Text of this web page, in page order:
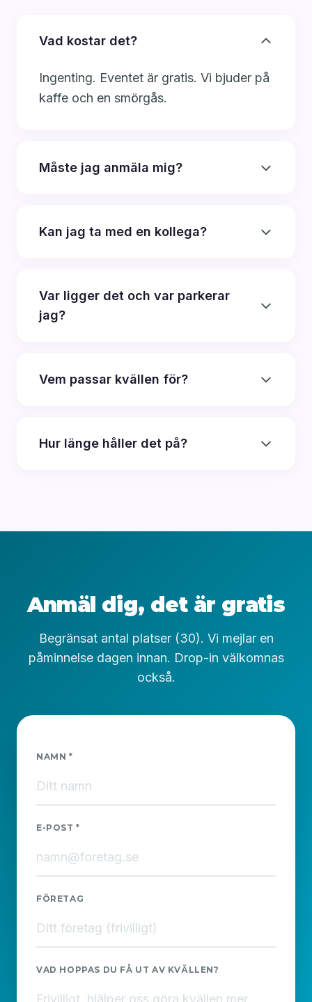
Vad kostar det?
Ingenting. Eventet är gratis. Vi bjuder på
kaffe och en smörgås.
Måste jag anmäla mig?
Kan jag ta med en kollega?
Var ligger det och var parkerar
jag?
Vem passar kvällen för?
Hur länge håller det på?
Anmäl dig, det är gratis
Begränsat antal platser (30). Vi mejlar en
påminnelse dagen innan. Drop-in välkomnas
också.
NAMN *
E-POST *
FÖRETAG
VAD HOPPAS DU FÅ UT AV KVÄLLEN?